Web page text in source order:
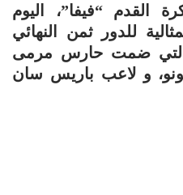
القدم “فيفا”، اليوم
للدور ثمن النهائي
و التي ضمت حارس مرمى
و لاعب باريس سان